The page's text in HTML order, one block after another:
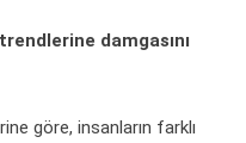
damgasını
göre, insanların farklı